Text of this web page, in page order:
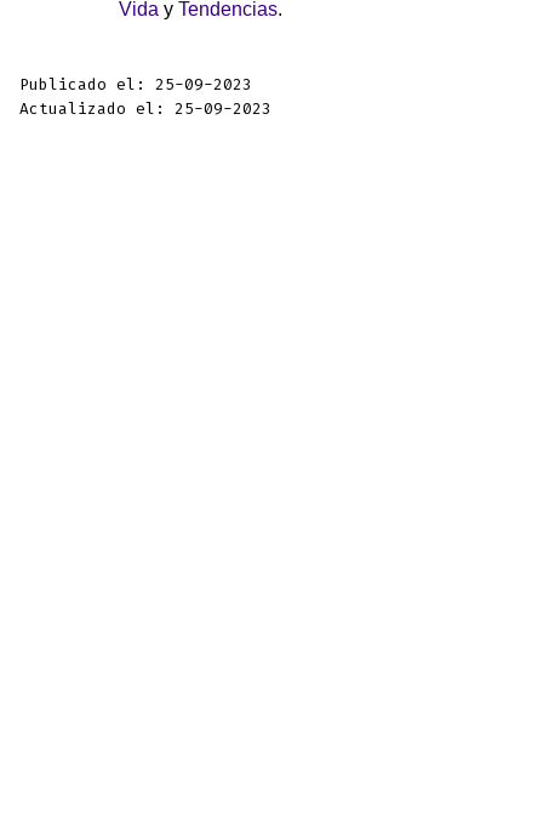
Vida y Tendencias.
Publicado el: 25-09-2023
Actualizado el: 25-09-2023